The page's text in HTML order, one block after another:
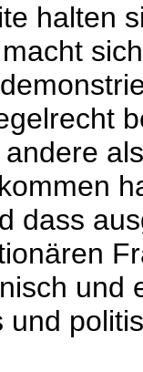
halten
dass
und
und